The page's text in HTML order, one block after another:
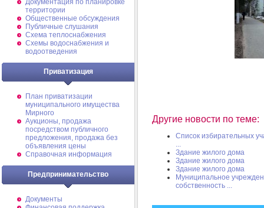
Документация по планировке
территории
Общественные обсуждения
Публичные слушания
Схема теплоснабжения
Схемы водоснабжения и
водоотведения
Приватизация
План приватизации
муниципального имущества
Мирного
Аукционы, продажа
посредством публичного
предложения, продажа без
объявления цены
Справочная информация
Предпринимательство
Документы
Другие новости по теме:
Список избирательных
...
Здание жилого дома
Здание жилого дома
Здание жилого дома
Муниципальное
собственность ...